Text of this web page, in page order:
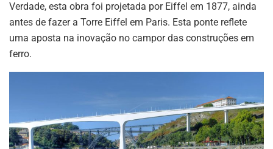
Verdade, esta obra foi projetada por Eiffel em 1877, ainda
antes de fazer a Torre Eiffel em Paris. Esta ponte reflete
uma aposta na inovação no campor das construções em
ferro.